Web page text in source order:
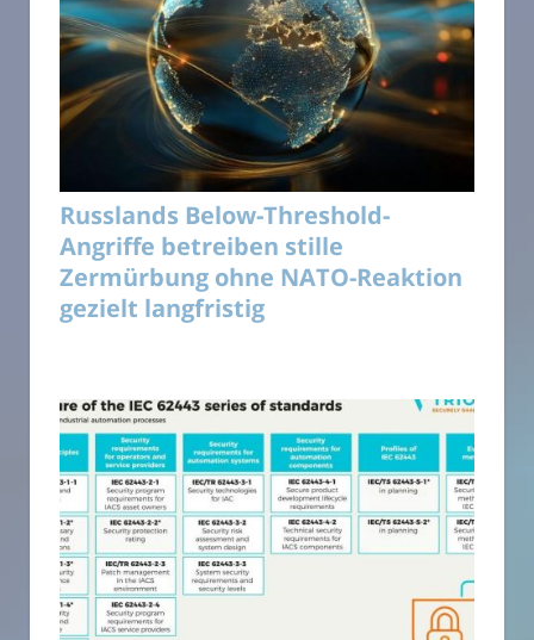
Russlands Below-Threshold-
Angriffe betreiben stille
Zermürbung ohne NATO-Reaktion
gezielt langfristig